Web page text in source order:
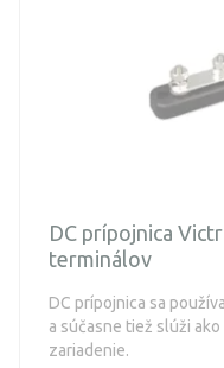
DC prípojnica
terminálov
DC prípojnica sa
a súčasne tiež slúži
zariadenie.